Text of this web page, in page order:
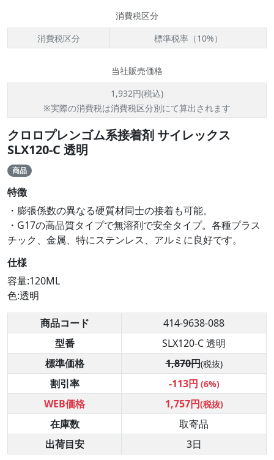
消費税区分
消費税区分
標準税率（10%）
当社販売価格
1,932円(税込)
※実際の消費税は消費税区分別にて算出されます
クロロプレンゴム系接着剤 サイレックス
SLX120-C 透明
商品
特徴
・膨張係数の異なる硬質材同士の接着も可能。
・G17の高品質タイプで無溶剤で安全タイプ。各種プラス
チック、金属、特にステンレス、アルミに良好です。
仕様
容量:120ML
色:透明
商品コード
414-9638-088
型番
SLX120-C 透明
標準価格
1,870円(税抜)
割引率 -113円 (6%)
WEB価格 1,757円(税抜)
在庫数
取寄品
出荷目安
3日